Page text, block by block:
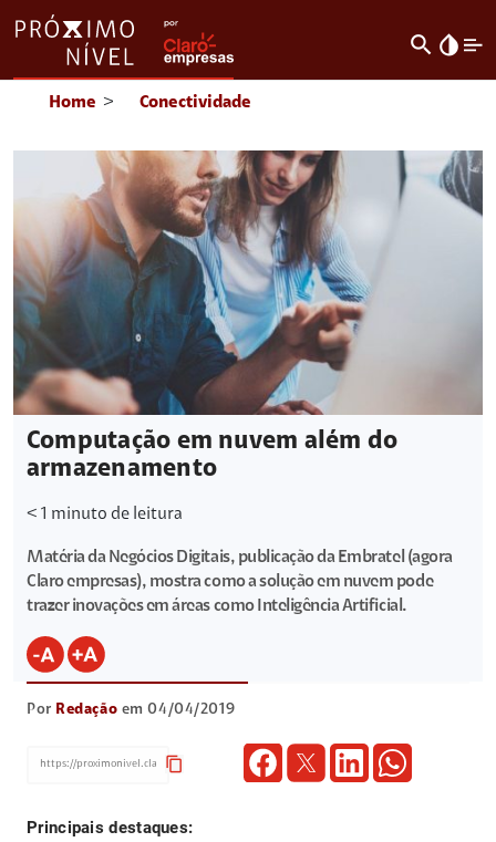
search invert_colors
Home > Conectividade
Computação em nuvem além do
armazenamento
< 1 minuto de leitura
Matéria da Negócios Digitais, publicação da Embratel (agora
Claro empresas), mostra como a solução em nuvem pode
trazer inovações em áreas como Inteligência Artificial.
Por Redação em 04/04/2019
content_copy
Principais destaques: